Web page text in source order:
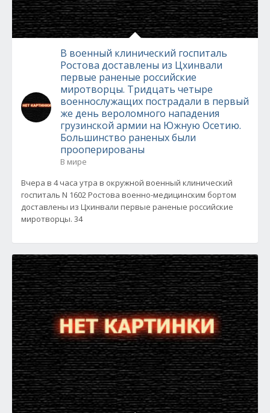
В военный клинический госпиталь
Ростова доставлены из Цхинвали
первые раненые российские
миротворцы. Тридцать четыре
военнослужащих пострадали в первый
же день вероломного нападения
грузинской армии на Южную Осетию.
Большинство раненых были
прооперированы
В мире
Вчера в 4 часа утра в окружной военный клинический
госпиталь N 1602 Ростова военно-медицинским бортом
доставлены из Цхинвали первые раненые российские
миротворцы. 34